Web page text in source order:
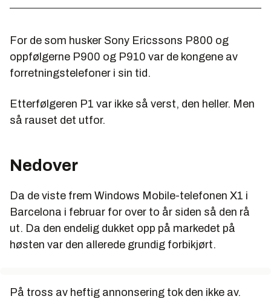
For de som husker Sony Ericssons P800 og
oppfølgerne P900 og P910 var de kongene av
forretningstelefoner i sin tid.
Etterfølgeren P1 var ikke så verst, den heller. Men
så rauset det utfor.
Nedover
Da de viste frem Windows Mobile-telefonen X1 i
Barcelona i februar for over to år siden så den rå
ut. Da den endelig dukket opp på markedet på
høsten var den allerede grundig forbikjørt.
På tross av heftig annonsering tok den ikke av.